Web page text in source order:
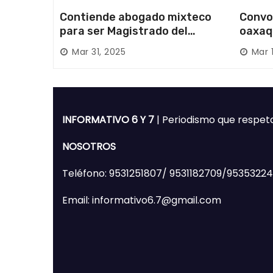
Contiende abogado mixteco
para ser Magistrado del
Poder Judicial; es originario
de Huajuapan de León
Mar 31, 2025 Mar
INFORMATIVO 6 Y 7 | Periodismo que
NOSOTROS
Teléfono: 9531251807/ 9531182709/
Email: informativo6.7@gmail.com